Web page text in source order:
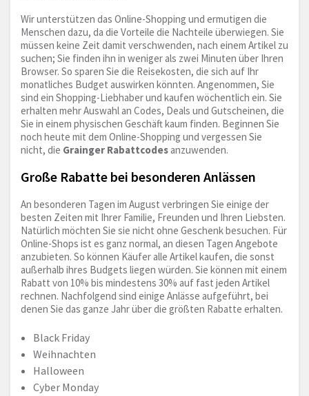
Wir unterstützen das Online-Shopping und ermutigen die
Menschen dazu, da die Vorteile die Nachteile überwiegen. Sie
müssen keine Zeit damit verschwenden, nach einem Artikel zu
suchen; Sie finden ihn in weniger als zwei Minuten über Ihren
Browser. So sparen Sie die Reisekosten, die sich auf Ihr
monatliches Budget auswirken könnten. Angenommen, Sie
sind ein Shopping-Liebhaber und kaufen wöchentlich ein. Sie
erhalten mehr Auswahl an Codes, Deals und Gutscheinen, die
Sie in einem physischen Geschäft kaum finden. Beginnen Sie
noch heute mit dem Online-Shopping und vergessen Sie
nicht, die Grainger Rabattcodes anzuwenden.
Große Rabatte bei besonderen Anlässen
An besonderen Tagen im August verbringen Sie einige der
besten Zeiten mit Ihrer Familie, Freunden und Ihren Liebsten.
Natürlich möchten Sie sie nicht ohne Geschenk besuchen. Für
Online-Shops ist es ganz normal, an diesen Tagen Angebote
anzubieten. So können Käufer alle Artikel kaufen, die sonst
außerhalb ihres Budgets liegen würden. Sie können mit einem
Rabatt von 10% bis mindestens 30% auf fast jeden Artikel
rechnen. Nachfolgend sind einige Anlässe aufgeführt, bei
denen Sie das ganze Jahr über die größten Rabatte erhalten.
Black Friday
Weihnachten
Halloween
Cyber Monday